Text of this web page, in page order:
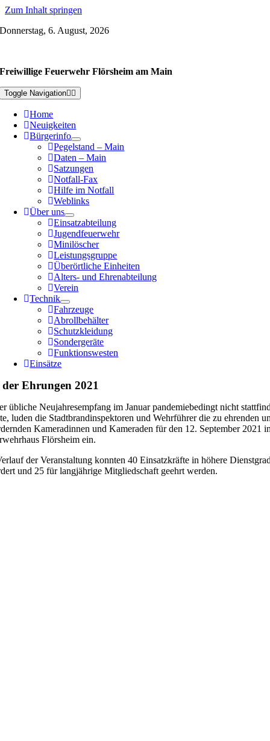
Zum Inhalt springen
Donnerstag, 6. August, 2026
Freiwillige Feuerwehr Flörsheim am Main
Toggle Navigation
Home
Neuigkeiten
Bürgerinfo
Pegelstand – Main
Daten – Main
Satzungen
Notfall-Fax
Hilfe im Notfall
Weblinks
Über uns
Einsatzabteilung
Jugendfeuerwehr
Minilöscher
Leistungsgruppe
Überörtliche Einheiten
Alters- und Ehrenabteilung
Verein
Technik
Fahrzeuge
Abrollbehälter
Schutzkleidung
Sondergeräte
Funktionswesten
Einsätze
der Ehrungen 2021
übliche Neujahresempfang im Januar pandemiebedingt nicht
luden die Stadtbrandinspektoren und Wehrführer die zu ehrenden
Kameradinnen und Kameraden für den 12. September 2021
Flörsheim ein.
der Veranstaltung konnten 40 Einsatzkräfte in höhere
und 25 für langjährige Mitgliedschaft geehrt werden.